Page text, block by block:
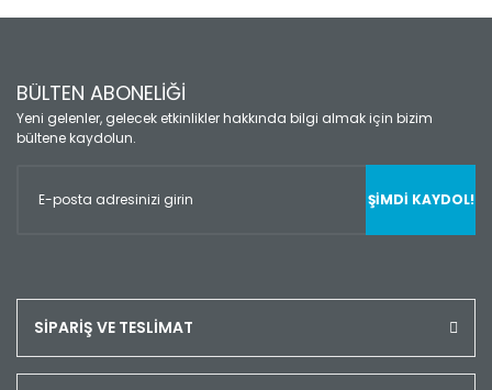
BÜLTEN ABONELİĞİ
Yeni gelenler, gelecek etkinlikler hakkında bilgi almak için bizim
bültene kaydolun.
ŞİMDİ KAYDOL!
SİPARİŞ VE TESLİMAT